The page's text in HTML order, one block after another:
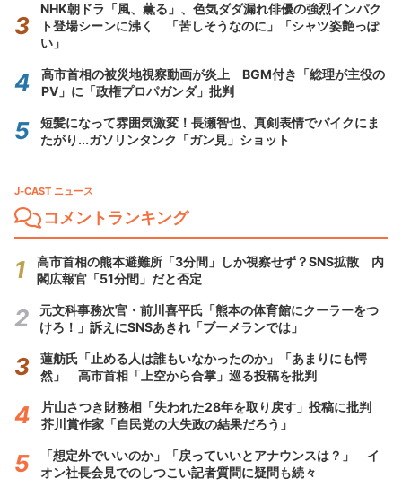
NHK朝ドラ「風、薫る」、色気ダダ漏れ俳優の強烈インパク
ト登場シーンに沸く 「苦しそうなのに」「シャツ姿艶っぽ
い」
高市首相の被災地視察動画が炎上 BGM付き「総理が主役の
PV」に「政権プロパガンダ」批判
短髪になって雰囲気激変！長瀬智也、真剣表情でバイクにま
たがり...ガソリンタンク「ガン見」ショット
J-CAST ニュース
コメントランキング
高市首相の熊本避難所「3分間」しか視察せず？SNS拡散 内
閣広報官「51分間」だと否定
元文科事務次官・前川喜平氏「熊本の体育館にクーラーをつ
けろ！」訴えにSNSあきれ「ブーメランでは」
蓮舫氏「止める人は誰もいなかったのか」「あまりにも愕
然」 高市首相「上空から合掌」巡る投稿を批判
片山さつき財務相「失われた28年を取り戻す」投稿に批判
芥川賞作家「自民党の大失政の結果だろう」
「想定外でいいのか」「戻っていいとアナウンスは？」 イ
オン社長会見でのしつこい記者質問に疑問も続々